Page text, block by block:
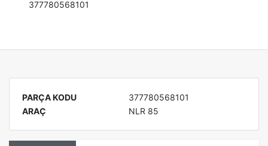
377780568101
PARÇA KODU
377780568101
ARAÇ
NLR 85